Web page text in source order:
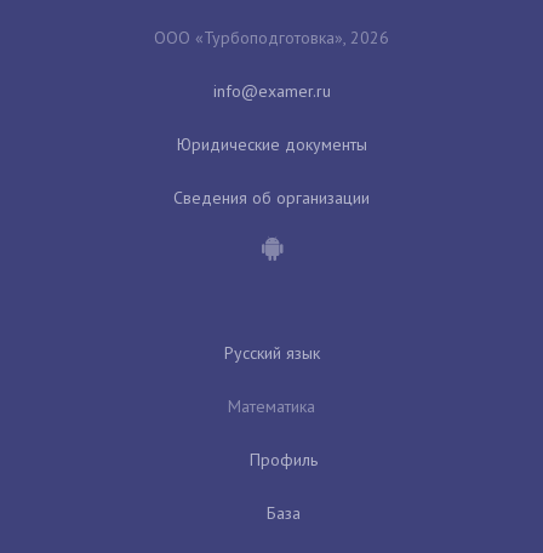
ООО «Турбоподготовка», 2026
Юридические документы
Сведения об организации
Русский язык
Математика
Профиль
База